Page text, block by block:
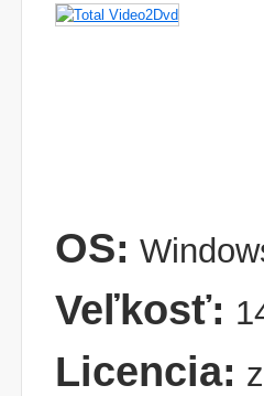
OS:
Veľkosť:
Licencia: